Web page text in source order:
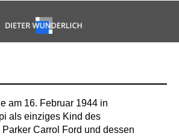
am 16. Februar 1944 in
als einziges Kind des
Carrol Ford und dessen